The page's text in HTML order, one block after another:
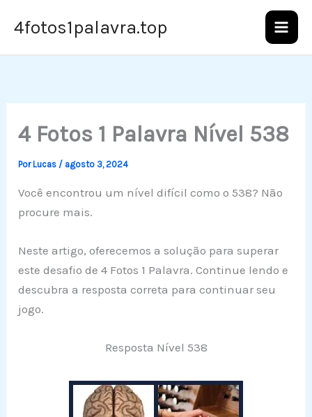
para4fotos1palavra.top
4 Fotos 1 Palavra Nível 538
PorLucas / agosto 3, 2024
Você encontrou um nível difícil como o 538? Não
procure mais.
Neste artigo, oferecemos a solução para superar
este desafio de 4 Fotos 1 Palavra. Continue lendo e
descubra a resposta correta para continuar seu
jogo.
Resposta Nível 538